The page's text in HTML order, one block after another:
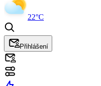
22°C
Přihlášení